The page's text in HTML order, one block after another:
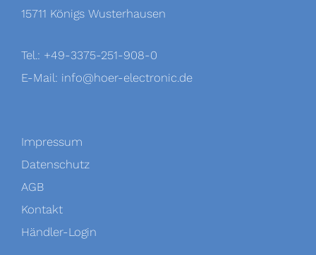
15711 Königs Wusterhausen
Tel.: +49-3375-251-908-0
E-Mail: info@hoer-electronic.de
Impressum
Datenschutz
AGB
Kontakt
Händler-Login